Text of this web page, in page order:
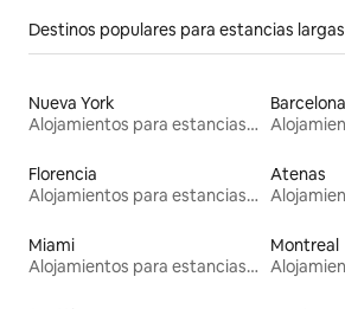
Destinos populares para estancias largas
Nueva York
Alojamientos para estancias largas
Barcelona
Florencia
Alojamientos para estancias largas
Atenas
Miami
Alojamientos para estancias largas
Montreal